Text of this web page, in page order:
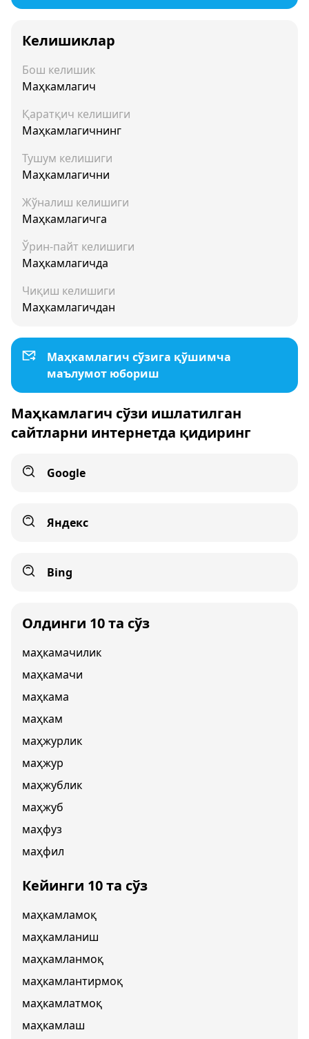
Келишиклар
Бош келишик
Маҳкамлагич
Қаратқич келишиги
Маҳкамлагичнинг
Тушум келишиги
Маҳкамлагични
Жўналиш келишиги
Маҳкамлагичга
Ўрин-пайт келишиги
Маҳкамлагичда
Чиқиш келишиги
Маҳкамлагичдан
Маҳкамлагич сўзига қўшимча
маълумот юбориш
Маҳкамлагич сўзи ишлатилган
сайтларни интернетда қидиринг
Google
Яндекс
Bing
Олдинги 10 та сўз
маҳкамачилик
маҳкамачи
маҳкама
маҳкам
маҳжурлик
маҳжур
маҳжублик
маҳжуб
маҳфуз
маҳфил
Кейинги 10 та сўз
маҳкамламоқ
маҳкамланиш
маҳкамланмоқ
маҳкамлантирмоқ
маҳкамлатмоқ
маҳкамлаш